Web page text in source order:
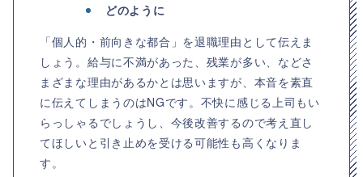
どのように
「個人的・前向きな都合」を退職理由として伝えま
しょう。給与に不満があった、残業が多い、などさ
まざまな理由があるかとは思いますが、本音を素直
に伝えてしまうのはNGです。不快に感じる上司もい
らっしゃるでしょうし、今後改善するので考え直し
てほしいと引き止めを受ける可能性も高くなりま
す。